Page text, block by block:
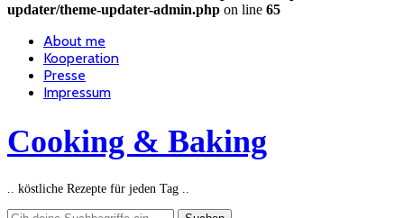
updater/theme-updater-admin.php on line 65
About me
Kooperation
Presse
Impressum
Cooking & Baking
.. köstliche Rezepte für jeden Tag ..